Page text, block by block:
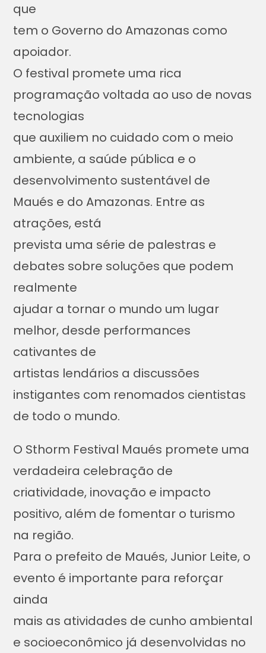
que
tem o Governo do Amazonas como
apoiador.
O festival promete uma rica
programação voltada ao uso de novas
tecnologias
que auxiliem no cuidado com o meio
ambiente, a saúde pública e o
desenvolvimento sustentável de
Maués e do Amazonas. Entre as
atrações, está
prevista uma série de palestras e
debates sobre soluções que podem
realmente
ajudar a tornar o mundo um lugar
melhor, desde performances
cativantes de
artistas lendários a discussões
instigantes com renomados cientistas
de todo o mundo.
O Sthorm Festival Maués promete uma
verdadeira celebração de
criatividade, inovação e impacto
positivo, além de fomentar o turismo
na região.
Para o prefeito de Maués, Junior Leite, o
evento é importante para reforçar
ainda
mais as atividades de cunho ambiental
e socioeconômico já desenvolvidas no